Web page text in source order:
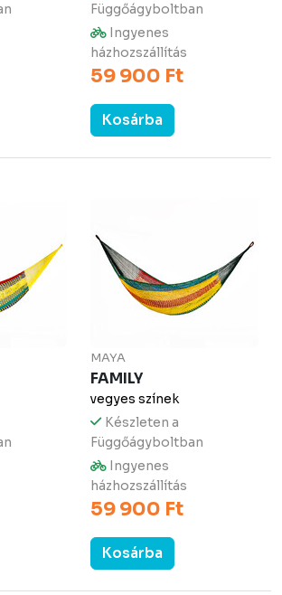
Függőágyboltban
Ingyenes
házhozszállítás
59 900 Ft
Kosárba
MAYA
FAMILY
vegyes színek
Készleten a
Függőágyboltban
Ingyenes
házhozszállítás
59 900 Ft
Kosárba